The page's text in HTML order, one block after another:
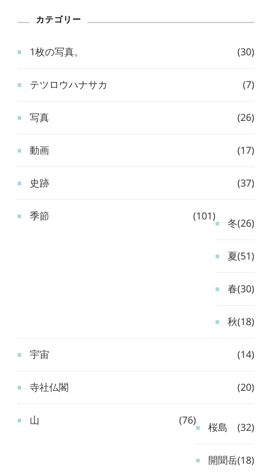
カテゴリー
1枚の写真。 (30)
テツロウハナサカ (7)
写真 (26)
動画 (17)
史跡 (37)
季節 (101)
冬(26)
夏(51)
春(30)
秋(18)
宇宙 (14)
寺社仏閣 (20)
山 (76)
桜島 (32)
開聞岳(18)